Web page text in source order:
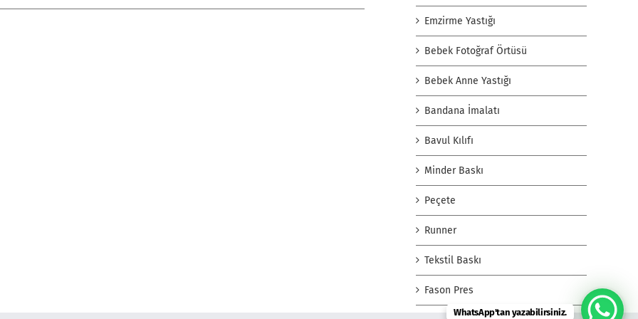
Emzirme Yastığı
Bebek Fotoğraf Örtüsü
Bebek Anne Yastığı
Bandana İmalatı
Bavul Kılıfı
Minder Baskı
Peçete
Runner
Tekstil Baskı
Fason Pres
WhatsApp'tan yazabilirsiniz.